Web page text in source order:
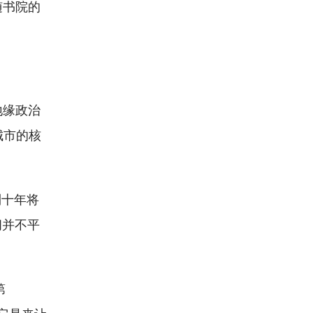
院的
政治
市的核
年将
不平